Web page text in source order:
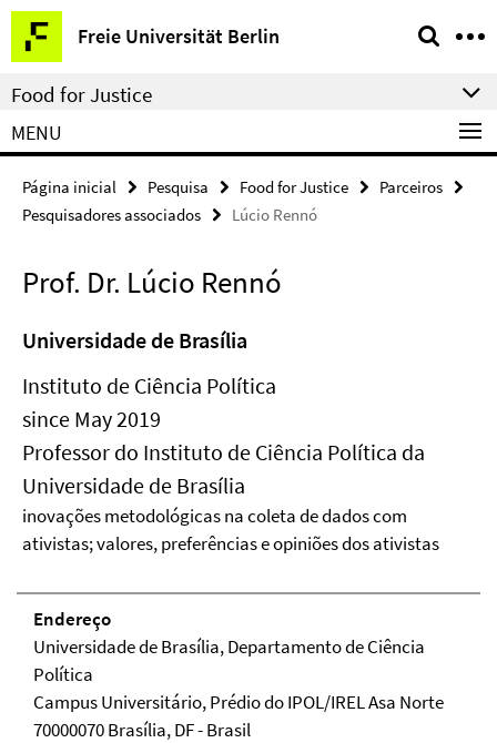
Springe
direkt
zu
Inhalt
Freie Universität Berlin
Serviço
de
navegação
Food for Justice
MENU
Página inicial Pesquisa Food for Justice
Parceiros
Pesquisadores associados
Lúcio Rennó
Prof. Dr. Lúcio Rennó
Universidade de Brasília
Instituto de Ciência Política
since May 2019
Professor do Instituto de Ciência Política da
Universidade de Brasília
inovações metodológicas na coleta de dados com
ativistas; valores, preferências e opiniões dos ativistas
Endereço
Universidade de Brasília, Departamento de Ciência
Política
Campus Universitário, Prédio do IPOL/IREL Asa Norte
70000070 Brasília, DF - Brasil